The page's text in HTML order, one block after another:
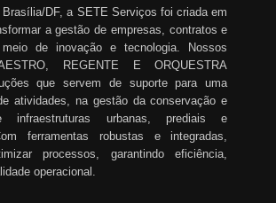
DF, a SETE Serviços foi criada em
a gestão de empresas, contratos e
de inovação e tecnologia. Nossos
REGENTE E ORQUESTRA
que servem de suporte para uma
atividades, na gestão da conservação e
infraestruturas urbanas, prediais e
ferramentas robustas e integradas,
processos, garantindo eficiência,
operacional.